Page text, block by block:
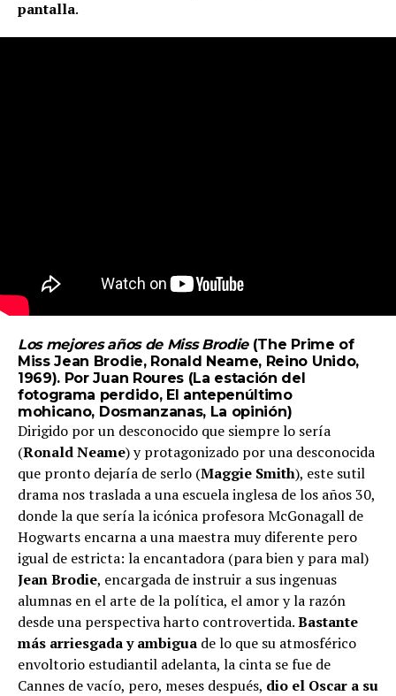
pantalla.
Los mejores años de Miss Brodie(The Prime of
Miss Jean Brodie, Ronald Neame, Reino Unido,
1969). Por Juan Roures (La estación del
fotograma perdido, El antepenúltimo
mohicano, Dosmanzanas, La opinión)
Dirigido por un desconocido que siempre lo sería
(Ronald Neame) y protagonizado por una desconocida
que pronto dejaría de serlo (Maggie Smith), este sutil
drama nos traslada a una escuela inglesa de los años 30,
donde la que sería la icónica profesora McGonagall de
Hogwarts encarna a una maestra muy diferente pero
igual de estricta: la encantadora (para bien y para mal)
Jean Brodie, encargada de instruir a sus ingenuas
alumnas en el arte de la política, el amor y la razón
desde una perspectiva harto controvertida.Bastante
más arriesgada y ambigua de lo que su atmosférico
envoltorio estudiantil adelanta, la cinta se fue de
Cannes de vacío, pero, meses después, dio el Oscar a su